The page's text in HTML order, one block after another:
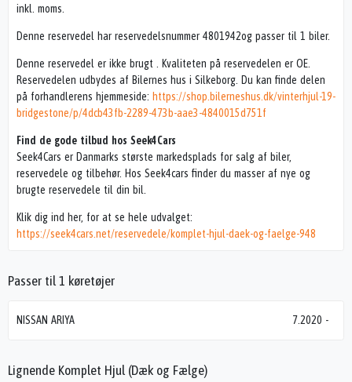
Lignende Komplet Hjul (Dæk og Fælge)
inkl. moms.
Denne reservedel har reservedelsnummer 4801942og passer til 1 biler.
Denne reservedel er ikke brugt . Kvaliteten på reservedelen er OE.
Reservedelen udbydes af Bilernes hus i Silkeborg. Du kan finde delen
på forhandlerens hjemmeside: https://shop.bilerneshus.dk/vinterhjul-19-
bridgestone/p/4dcb43fb-2289-473b-aae3-4840015d751f
Find de gode tilbud hos Seek4Cars
Seek4Cars er Danmarks største markedsplads for salg af biler,
reservedele og tilbehør. Hos Seek4cars finder du masser af nye og
brugte reservedele til din bil.
Klik dig ind her, for at se hele udvalget:
https://seek4cars.net/reservedele/komplet-hjul-daek-og-faelge-948
Passer til 1 køretøjer
NISSAN ARIYA 7.2020 -